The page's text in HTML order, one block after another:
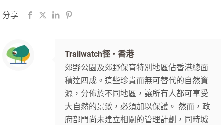
分享
Trailwatch徑‧香港
郊野公園及郊野保育特別地區佔香港總面
積達四成。這些珍貴而無可替代的自然資
源，分佈於不同地區，讓所有人都可享受
大自然的景致，必須加以保護。 然而，政
府部門尚未建立相關的管理計劃，同時城